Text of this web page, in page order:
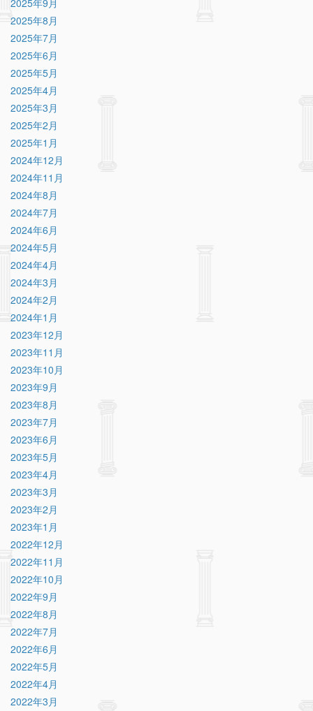
2025年9月
2025年8月
2025年7月
2025年6月
2025年5月
2025年4月
2025年3月
2025年2月
2025年1月
2024年12月
2024年11月
2024年8月
2024年7月
2024年6月
2024年5月
2024年4月
2024年3月
2024年2月
2024年1月
2023年12月
2023年11月
2023年10月
2023年9月
2023年8月
2023年7月
2023年6月
2023年5月
2023年4月
2023年3月
2023年2月
2023年1月
2022年12月
2022年11月
2022年10月
2022年9月
2022年8月
2022年7月
2022年6月
2022年5月
2022年4月
2022年3月